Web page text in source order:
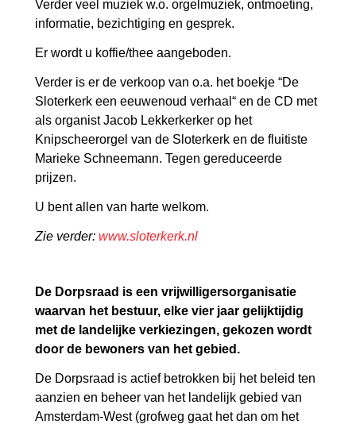
Verder veel muziek w.o. orgelmuziek, ontmoeting,
informatie, bezichtiging en gesprek.
Er wordt u koffie/thee aangeboden.
Verder is er de verkoop van o.a. het boekje “De
Sloterkerk een eeuwenoud verhaal“ en de CD met
als organist Jacob Lekkerkerker op het
Knipscheerorgel van de Sloterkerk en de fluitiste
Marieke Schneemann. Tegen gereduceerde
prijzen.
U bent allen van harte welkom.
Zie verder:www.sloterkerk.nl
De Dorpsraad is een vrijwilligersorganisatie
waarvan het bestuur, elke vier jaar gelijktijdig
met de landelijke verkiezingen, gekozen wordt
door de bewoners van het gebied.
De Dorpsraad is actief betrokken bij het beleid ten
aanzien en beheer van het landelijk gebied van
Amsterdam-West (grofweg gaat het dan om het